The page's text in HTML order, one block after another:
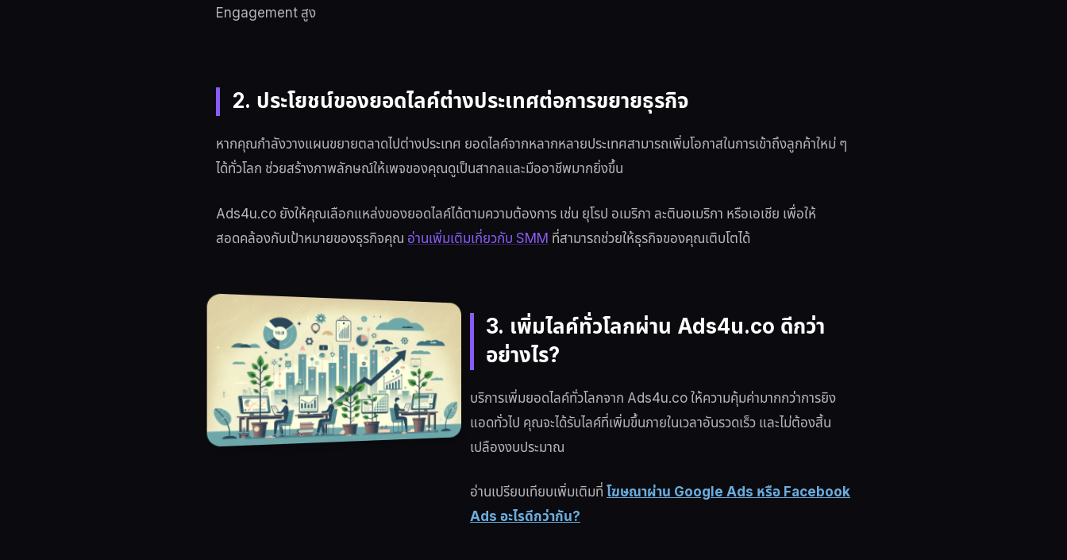
Engagement สูง
2. ประโยชน์ของยอดไลค์ต่างประเทศต่อการขยายธุรกิจ
หากคุณกำลังวางแผนขยายตลาดไปต่างประเทศ ยอดไลค์จากหลากหลายประเทศสามารถเพิ่มโอกาสในการเข้าถึงลูกค้าใหม่ ๆ
ได้ทั่วโลก ช่วยสร้างภาพลักษณ์ให้เพจของคุณดูเป็นสากลและมืออาชีพมากยิ่งขึ้น
Ads4u.co ยังให้คุณเลือกแหล่งของยอดไลค์ได้ตามความต้องการ เช่น ยุโรป อเมริกา ละตินอเมริกา หรือเอเชีย เพื่อให้
สอดคล้องกับเป้าหมายของธุรกิจคุณอ่านเพิ่มเติมเกี่ยวกับ SMMที่สามารถช่วยให้ธุรกิจของคุณเติบโตได้
3. เพิ่มไลค์ทั่วโลกผ่าน Ads4u.co ดีกว่า
อย่างไร?
บริการเพิ่มยอดไลค์ทั่วโลกจาก Ads4u.co ให้ความคุ้มค่ามากกว่าการยิง
แอดทั่วไป คุณจะได้รับไลค์ที่เพิ่มขึ้นภายในเวลาอันรวดเร็ว และไม่ต้องสิ้น
เปลืองงบประมาณ
อ่านเปรียบเทียบเพิ่มเติมที่โฆษณาผ่าน Google Ads หรือ Facebook
Ads อะไรดีกว่ากัน?